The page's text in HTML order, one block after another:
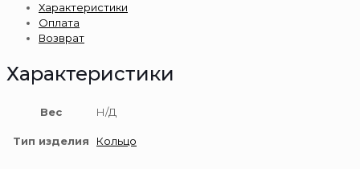
пробы
аметист
Характеристики
Оплата
Возврат
Характеристики
Вес Н/Д
Тип изделия Кольцо